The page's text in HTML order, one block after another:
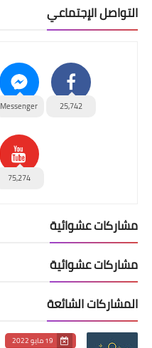
التواصل الإجتماعي
25,742
Messenger
75,274
مشاركات عشوائية
مشاركات عشوائية
المشاركات الشائعة
19 مايو 2022